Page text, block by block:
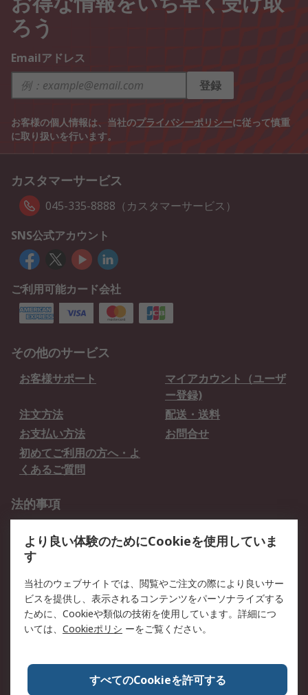
ろう
Emailアドレス
登録
お客様の個人情報は、当社のプライバシーポリシーに従って慎重
に取り扱いを行います。
カスタマーサービス
045-335-8888（カスタマーサービス）
SNS公式アカウント
ご利用可能カード会社
その他のサービス
お客様サポート
マイアカウント（ユーザ
ー登録)
注文方法
配送・送料
お支払い方法
お問合せ
初めてご利用の方へ・よ
くあるご質問
法的事項
クッキーポリシー
RSについて
会社概要
採用情報
プレスリリース＆お知ら
コーポレートサイト
全世界のRS
RSの歴史
ESGへの取り組み（英語）
認証について
より良い体験のためにCookieを使用していま
す
当社のウェブサイトでは、閲覧やご注文の際により良いサー
ビスを提供し、表示されるコンテンツをパーソナライズする
ために、Cookieや類似の技術を使用しています。詳細につ
いては、 Cookieポリシ ーをご覧ください。
すべてのCookieを許可する